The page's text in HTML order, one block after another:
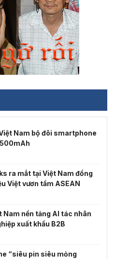
Nam bộ đôi smartphone
ra mắt tại Việt Nam đồng
Việt vươn tầm ASEAN
nền tảng AI tác nhân
xuất khẩu B2B
“siêu pin siêu mỏng